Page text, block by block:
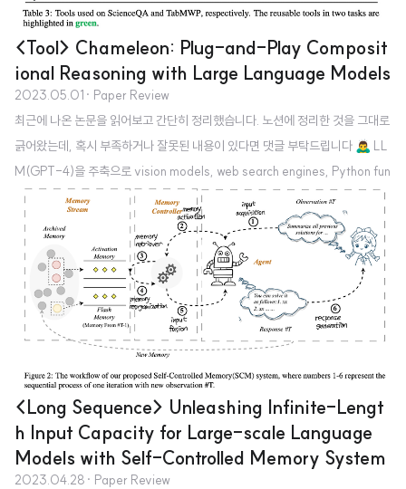
글의 입지가 심각하게 흔들리고 있고, 구글 역시 이와 같은 흐름에 뒤처지지 않
<Tool> Chameleon: Plug-and-Play Composit
ional Reasoning with Large Language Models
2023.05.01 · Paper Review
최근에 나온 논문을 읽어보고 간단히 정리했습니다. 노션에 정리한 것을 그대로
긁어왔는데, 혹시 부족하거나 잘못된 내용이 있다면 댓글 부탁드립니다 🙇‍♂️ LL
M(GPT-4)을 주축으로 vision models, web search engines, Python fun
ctions 등 다양한 도구들로 구성된 통합 시스템 구축 배경 최근 LLM이 엄청난
퍼포먼스를 보이는 것은 사실이지만 명확한 한계를 보이는 것도 사실이다. 대표
적으로 ‘최신 정보를 반영하지 못한다는 점’, ‘외부 도구를 이용할 수 없다는 점
(오직 챗봇으로만 이용 가능)’, ‘수학적 추론 능력이 부족하다는 점’ 등을 예로
들 수 있다. 이러한 한계를 극복하기 위해서 LLM을 통합 시스템을 구축하는 데
사용하는 방법론을 제안한다. LLM이 문제를 ..
<Long Sequence> Unleashing Infinite-Lengt
h Input Capacity for Large-scale Language
Models with Self-Controlled Memory System
2023.04.28 · Paper Review